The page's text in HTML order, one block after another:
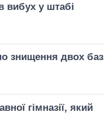
вибух у штабі
знищення двох баз
гімназії, який